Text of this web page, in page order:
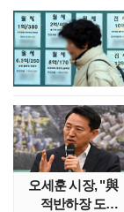
오세훈 시장, "與
적반하장 도